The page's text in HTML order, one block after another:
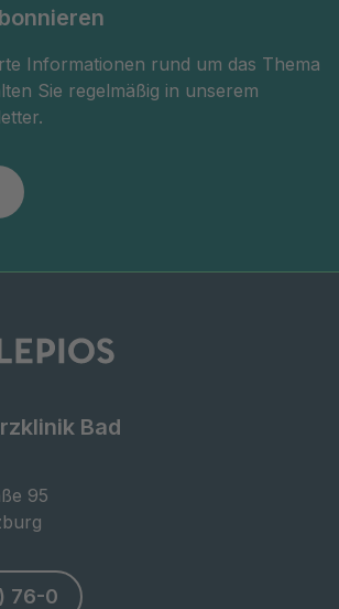
Informationen rund um das Thema
Sie regelmäßig in unserem
Bad
95
76-0